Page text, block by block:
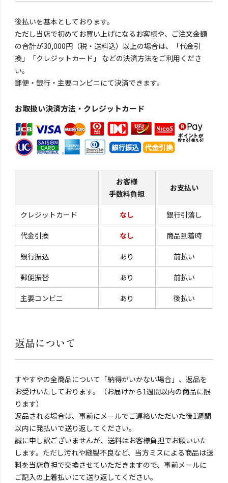
後払いを基本としております。
ただし当店で初めてお買い上げになるお客様や、ご注文金額
の合計が30,000円（税・送料込）以上の場合は、「代金引
換」「クレジットカード」 などの決済方法をご利用くださ
い。
郵便・銀行・主要コンビニにて決済できます。
お取扱い決済方法・クレジットカード
お客様
手数料負担
お支払い
クレジットカード なし 銀行引落し
代金引換 なし 商品到着時
銀行振込 あり 前払い
郵便振替 あり 前払い
主要コンビニ あり 後払い
返品について
すやすやの全商品について「納得がいかない場合」、返品を
お受けいたしております。（お届けから1週間以内の商品に限
ります）
返品される場合は、事前にメールでご連絡いただいた後1週間
以内に発払いで送り返してください。
誠に申し訳ございませんが、送料はお客様負担でお願いいた
します。ただし汚れや縫製不良など、当方ミスによる商品は送
料を当店負担で交換させていただきますので、事前メールに
ご記入の上着払いにて送り返してください。